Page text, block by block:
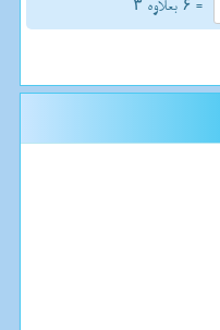
= ۶ بعلاوه ۳